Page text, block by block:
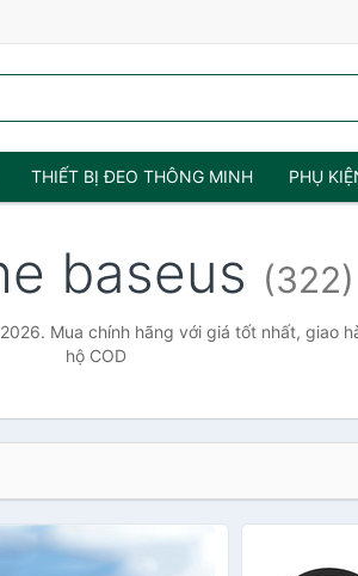
THIẾT BỊ ĐEO THÔNG MINH PHỤ
baseus (322)
Mua chính hãng với giá tốt nhất, giao
hộ COD